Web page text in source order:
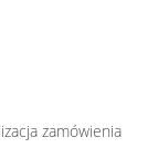
zamówienia